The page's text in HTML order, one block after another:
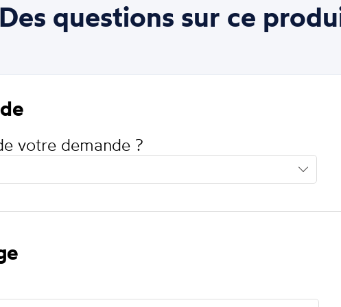
Des questions sur ce
votre demande ?